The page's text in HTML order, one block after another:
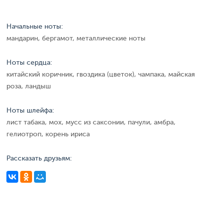
Начальные ноты:
мандарин, бергамот, металлические ноты
Ноты сердца:
китайский коричник, гвоздика (цветок), чампака, майская
роза, ландыш
Ноты шлейфа:
лист табака, мох, мусс из саксонии, пачули, амбра,
гелиотроп, корень ириса
Рассказать друзьям: